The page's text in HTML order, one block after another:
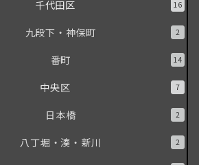
千代田区 16
九段下・神保町 2
番町 14
中央区 7
日本橋 2
八丁堀・湊・新川 2